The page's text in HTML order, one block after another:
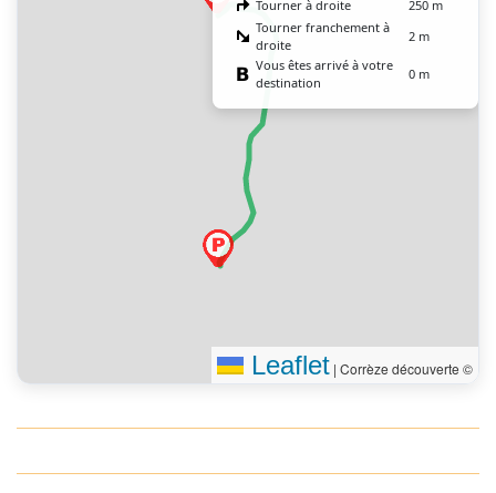
Tourner à droite
250 m
Tourner franchement à
droite
2 m
Vous êtes arrivé à votre
destination
0 m
Leaflet | Corrèze découverte ©